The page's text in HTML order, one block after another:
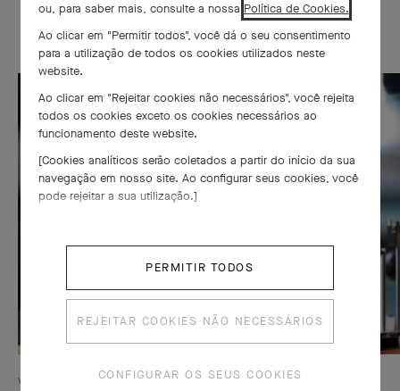
Vista interna do Autômato Fée Ondine, com seus diversos
ou, para saber mais, consulte a nossa Política de Cookies.
Ao clicar em "Permitir todos", você dá o seu consentimento
para a utilização de todos os cookies utilizados neste
website.
Ao clicar em "Rejeitar cookies não necessários", você rejeita
todos os cookies exceto os cookies necessários ao
funcionamento deste website.
[Cookies analíticos serão coletados a partir do início da sua
navegação em nosso site. Ao configurar seus cookies, você
pode rejeitar a sua utilização.]
PERMITIR TODOS
REJEITAR COOKIES NÃO NECESSÁRIOS
CONFIGURAR OS SEUS COOKIES